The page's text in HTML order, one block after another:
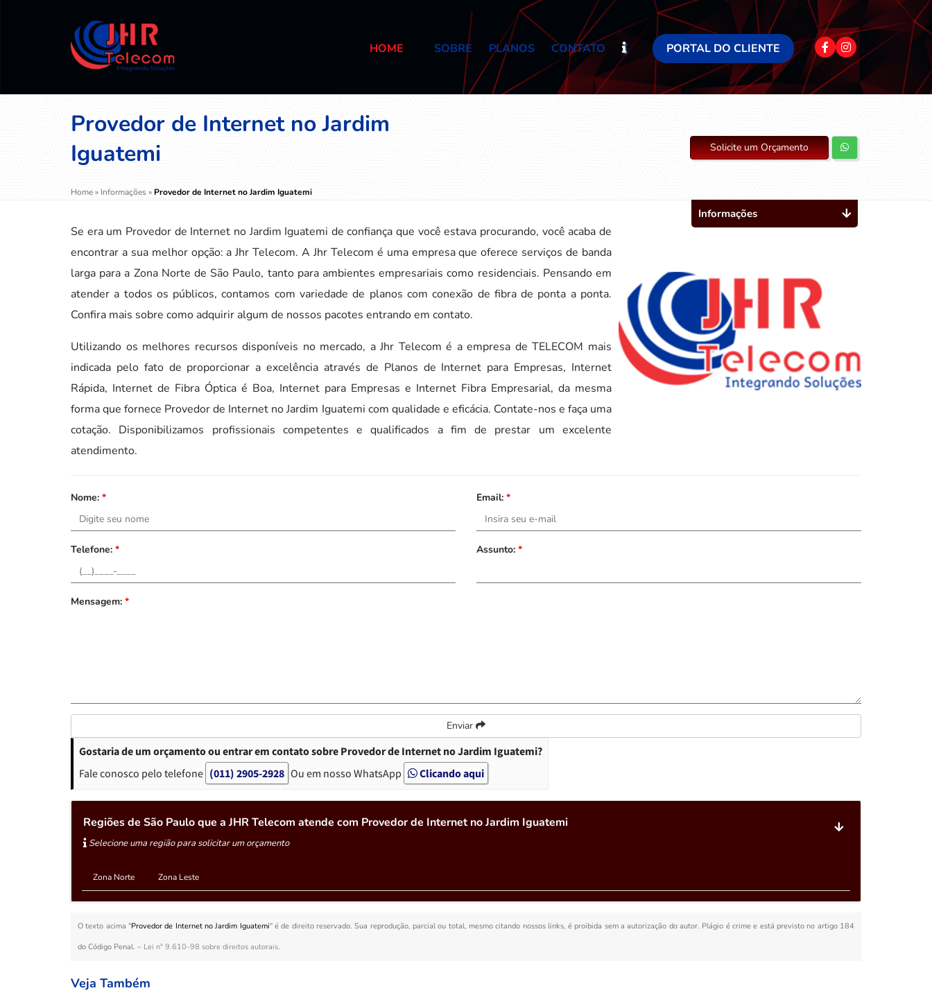
HOME SOBRE PLANOS CONTATO PORTAL DO CLIENTE
Provedor de Internet no Jardim
Iguatemi
Home» Informações »Provedor de Internet no Jardim Iguatemi
Solicite um Orçamento
Se era um Provedor de Internet no Jardim Iguatemi de confiança que você estava procurando, você acaba de
encontrar a sua melhor opção: a Jhr Telecom. A Jhr Telecom é uma empresa que oferece serviços de banda
larga para a Zona Norte de São Paulo, tanto para ambientes empresariais como residenciais. Pensando em
atender a todos os públicos, contamos com variedade de planos com conexão de fibra de ponta a ponta.
Confira mais sobre como adquirir algum de nossos pacotes entrando em contato.
Utilizando os melhores recursos disponíveis no mercado, a Jhr Telecom é a empresa de TELECOM mais
indicada pelo fato de proporcionar a excelência através de Planos de Internet para Empresas, Internet
Rápida, Internet de Fibra Óptica é Boa, Internet para Empresas e Internet Fibra Empresarial, da mesma
forma que fornece Provedor de Internet no Jardim Iguatemi com qualidade e eficácia. Contate-nos e faça uma
cotação. Disponibilizamos profissionais competentes e qualificados a fim de prestar um excelente
atendimento.
Nome: * Email: *
Telefone: * Assunto: *
Mensagem: *
Enviar
Gostaria de um orçamento ou entrar em contato sobre Provedor de Internet no Jardim Iguatemi?
Fale conosco pelo telefone (011) 2905-2928 Ou em nosso WhatsApp Clicando aqui
Regiões de São Paulo que a JHR Telecom atende com Provedor de Internet no Jardim Iguatemi
Selecione uma região para solicitar um orçamento
Zona Norte Zona Leste
O texto acima "Provedor de Internet no Jardim Iguatemi" é de direito reservado. Sua reprodução, parcial ou total, mesmo citando nossos links, é proibida sem a autorização do autor. Plágio é crime e está previsto no artigo 184
do Código Penal. – Lei n° 9.610-98 sobre direitos autorais.
Informações
Veja Também